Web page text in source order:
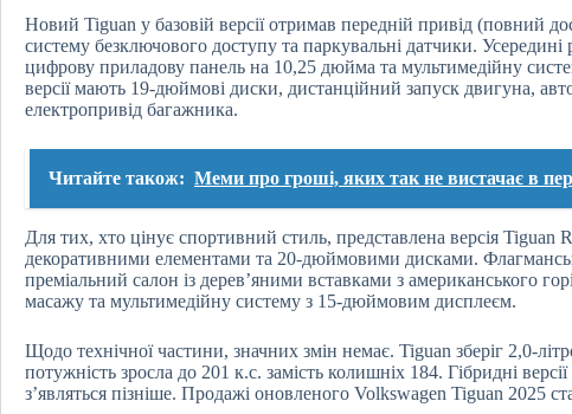
Новий Tiguan у базовій версії отримав передній привід (повний
систему безключового доступу та паркувальні датчики. Усередині
цифрову приладову панель на 10,25 дюйма та мультимедійну
версії мають 19-дюймові диски, дистанційний запуск двигуна,
електропривід багажника.
Читайте також: Меми про гроші, яких так не вистачає в
Для тих, хто цінує спортивний стиль, представлена версія
декоративними елементами та 20-дюймовими дисками.
преміальний салон із дерев’яними вставками з американського
масажу та мультимедійну систему з 15-дюймовим дисплеєм.
Щодо технічної частини, значних змін немає. Tiguan зберіг 2,0-
потужність зросла до 201 к.с. замість колишніх 184. Гібридні
з’являться пізніше. Продажі оновленого Volkswagen Tiguan 2025